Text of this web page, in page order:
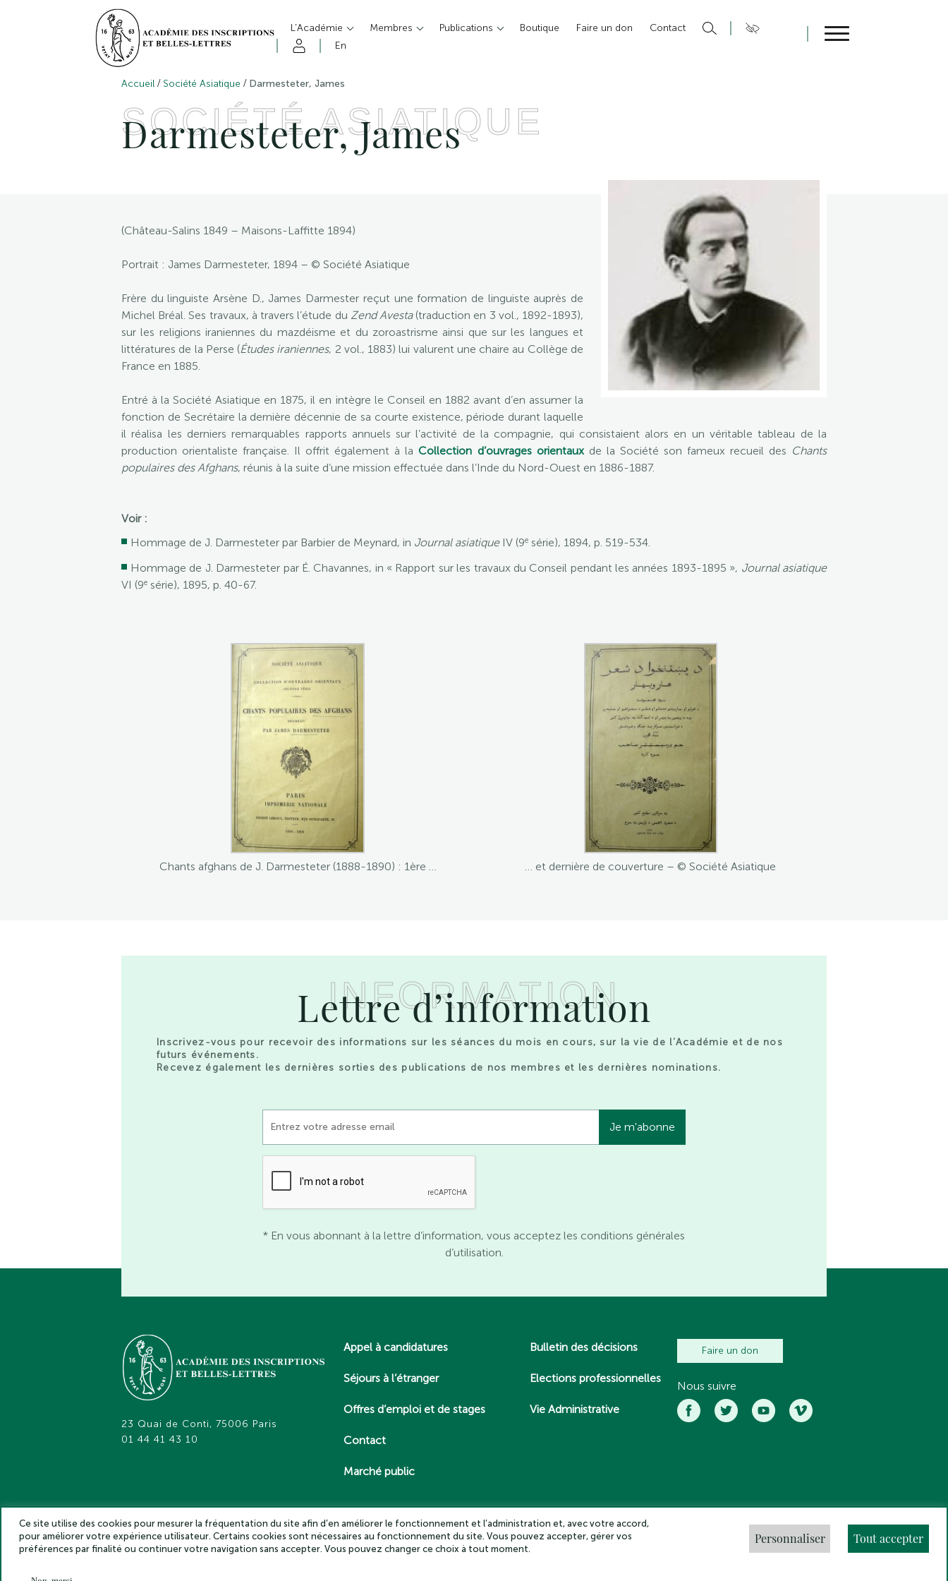
L’Académie Membres Publications Boutique Faire un don
Contact
En
Accueil / Société Asiatique / Darmesteter, James
SOCIÉTÉ ASIATIQUE
Darmesteter, James
(Château-Salins 1849 – Maisons-Laffitte 1894)
Portrait : James Darmesteter, 1894 – © Société Asiatique
Frère du linguiste Arsène D., James Darmester reçut une formation de linguiste auprès de
Michel Bréal. Ses travaux, à travers l’étude du Zend Avesta(traduction en 3 vol., 1892-1893),
sur les religions iraniennes du mazdéisme et du zoroastrisme ainsi que sur les langues et
littératures de la Perse (Études iraniennes, 2 vol., 1883) lui valurent une chaire au Collège de
France en 1885.
Entré à la Société Asiatique en 1875, il en intègre le Conseil en 1882 avant d’en assumer la
fonction de Secrétaire la dernière décennie de sa courte existence, période durant laquelle
il réalisa les derniers remarquables rapports annuels sur l’activité de la compagnie, qui consistaient alors en un véritable tableau de la
production orientaliste française. Il offrit également à laCollection d’ouvrages orientauxde la Société son fameux recueil des Chants
populaires des Afghans, réunis à la suite d’une mission effectuée dans l’Inde du Nord-Ouest en 1886-1887.
Voir :
Hommage de J. Darmesteter par Barbier de Meynard, in Journal asiatiqueIV (9e série), 1894, p. 519-534.
Hommage de J. Darmesteter par É. Chavannes, in « Rapport sur les travaux du Conseil pendant les années 1893-1895 », Journal asiatique
VI (9e série), 1895, p. 40-67.
Chants afghans de J. Darmesteter (1888-1890) : 1ère … … et dernière de couverture – © Société Asiatique
INFORMATION
Lettre d’information
Inscrivez-vous pour recevoir des informations sur les séances du mois en cours, sur la vie de l’Académie et de nos
futurs événements.
Recevez également les dernières sorties des publications de nos membres et les dernières nominations.
* En vous abonnant à la lettre d’information, vous acceptez les conditions générales
d’utilisation.
23 Quai de Conti, 75006 Paris
01 44 41 43 10
Appel à candidatures
Séjours à l’étranger
Offres d’emploi et de stages
Contact
Marché public
Bulletin des décisions
Elections professionnelles
Vie Administrative
Faire un don
Nous suivre
Académie des inscriptions et belles lettres – Tous droits réservés 2025 Politique de confidentialité
Ce site utilise des cookies pour mesurer la fréquentation du site afin d’en améliorer le fonctionnement et l’administration et, avec votre accord,
pour améliorer votre expérience utilisateur. Certains cookies sont nécessaires au fonctionnement du site. Vous pouvez accepter, gérer vos
préférences par finalité ou continuer votre navigation sans accepter. Vous pouvez changer ce choix à tout moment.
Personnaliser Tout accepter